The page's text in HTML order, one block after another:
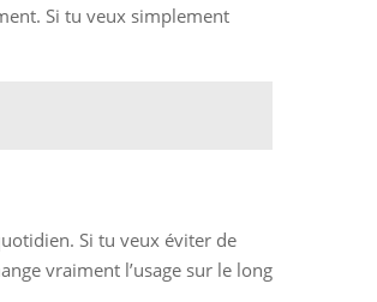
Si tu veux simplement
Si tu veux éviter de
vraiment l’usage sur le long